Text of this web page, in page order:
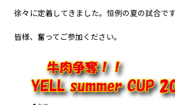
徐々に定着してきました。恒例の夏の試合です
皆様、奮ってご参加ください。